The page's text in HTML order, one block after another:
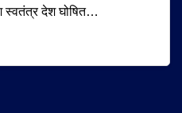
स्वतंत्र देश घोषित…